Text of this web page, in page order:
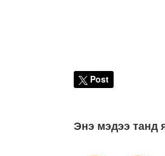
Post
Энэ мэдээ танд